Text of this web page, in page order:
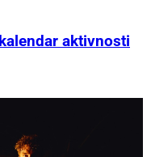
aktivnosti